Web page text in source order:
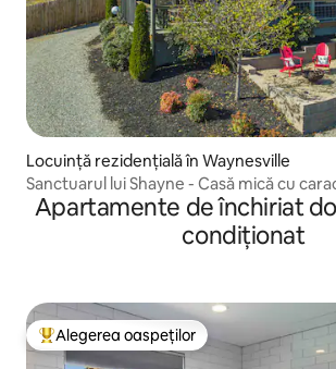
Locuință rezidențială în Waynesville
Sanctuarul lui Shayne - Casă mică cu
Apartamente de închiriat
condiționat
Locuință din topul categoriei Alegerea
Alegerea oaspeților